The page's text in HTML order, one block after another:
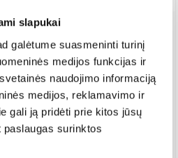
slapukai
galėtume suasmeninti turinį
medijos funkcijas ir
naudojimo informaciją
medijos, reklamavimo ir
gali ją pridėti prie kitos jūsų
paslaugas surinktos
( 2,39 €)
14d.
€)
(2,29 €)
14d.